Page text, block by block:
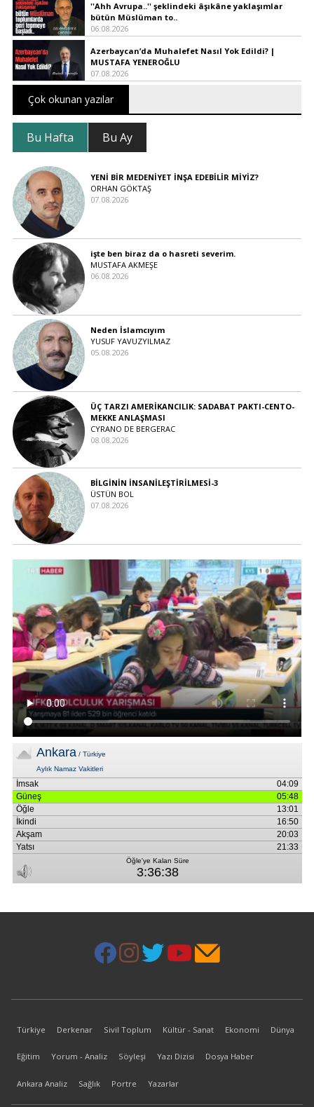
''Ahh Avrupa..'' şeklindeki âşıkâne yaklaşımlar
bütün Müslüman to..
06.08.2026
Azerbaycan’da Muhalefet Nasıl Yok Edildi? |
MUSTAFA YENEROĞLU
07.08.2026
Çok okunan yazılar
Bu Hafta Bu Ay
YENİ BİR MEDENİYET İNŞA EDEBİLİR MİYİZ?
ORHAN GÖKTAŞ
07.08.2026
işte ben biraz da o hasreti severim.
MUSTAFA AKMEŞE
06.08.2026
Neden İslamcıyım
YUSUF YAVUZYILMAZ
05.08.2026
ÜÇ TARZI AMERİKANCILIK: SADABAT PAKTI-CENTO-
MEKKE ANLAŞMASI
CYRANO DE BERGERAC
08.08.2026
BİLGİNİN İNSANİLEŞTİRİLMESİ-3
ÜSTÜN BOL
07.08.2026
Türkiye Derkenar Sivil Toplum Kültür - Sanat Ekonomi Dünya
Eğitim Yorum - Analiz Söyleşi Yazı Dizisi Dosya Haber
Ankara Analiz Sağlık Portre Yazarlar